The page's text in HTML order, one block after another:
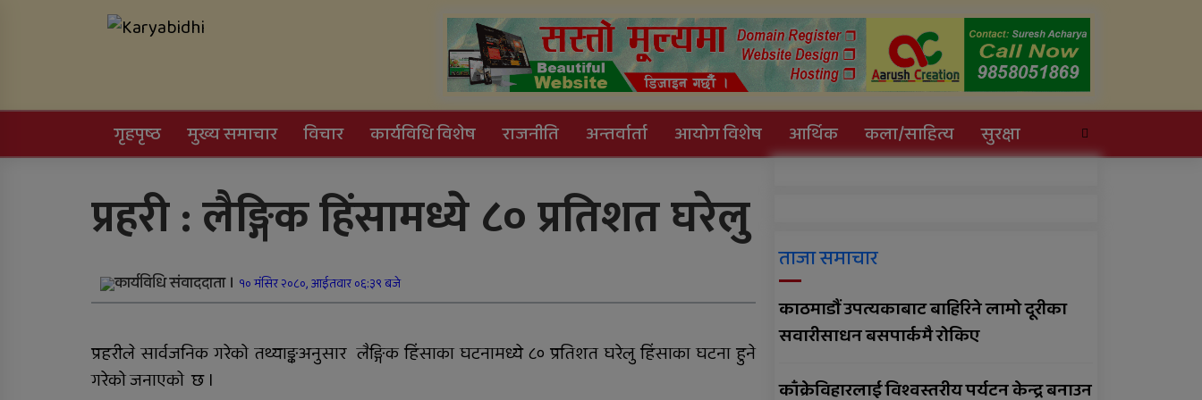
गृहपृष्ठ मुख्य समाचार विचार कार्यविधि विशेष राजनीति अन्तर्वार्ता आयोग विशेष आर्थिक कला/साहित्य सुरक्षा
काठमाडौं उपत्यकाबाट
सवारीसाधन बसपार्कमै रोकिए
काँक्रेविहारलाई विश्वस्तरीय
जिल्ला अस्पतालमा जटिल
शल्यक्रिया सफल
समानताका लागि
सरोकारवालाको १० बुँदे
प्रदेशमै पहिलो प्रविधिमैत्री बन्दै
प्रहरी : लैङ्गिक हिंसामध्ये ८० प्रतिशत घरेलु
कार्यविधि संवाददाता । १० मंसिर २०८०, आईतवार ०६:३९ बजे
प्रहरीले सार्वजनिक गरेको तथ्याङ्कअनुसार लैङ्गिक हिंसाका घटनामध्ये ८० प्रतिशत घरेलु हिंसाका घटना हुने
गरेको जनाएकाे छ ।
ताजा समाचार
काठमाडौं उपत्यकाबाट बाहिरिने लामो दूरीका
सवारीसाधन बसपार्कमै रोकिए
काँक्रेविहारलाई विश्वस्तरीय पर्यटन केन्द्र बनाउन